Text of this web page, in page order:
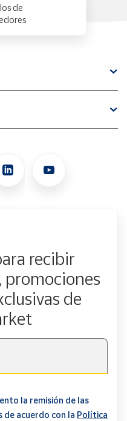
de
recibir
promociones
de
la remisión de las
de acuerdo con la Política